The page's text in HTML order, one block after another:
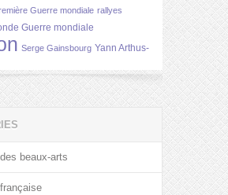
Guerre mondiale rallyes
Guerre mondiale
Serge Gainsbourg Yann Arthus-
beaux-arts